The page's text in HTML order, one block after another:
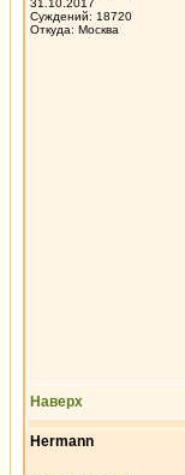
31.10.2017
Суждений: 18720
Откуда: Москва
Наверх
Hermann